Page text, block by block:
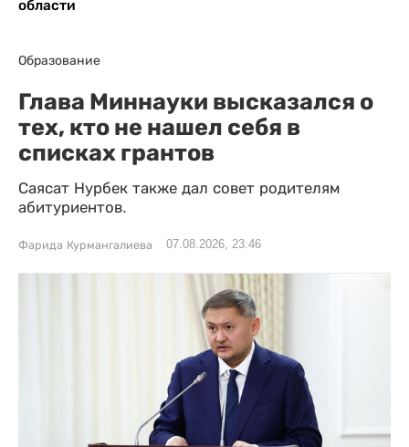
области
Образование
Глава Миннауки высказался о
тех, кто не нашел себя в
списках грантов
Саясат Нурбек также дал совет родителям
абитуриентов.
Фарида Курмангалиева 07.08.2026, 23:46